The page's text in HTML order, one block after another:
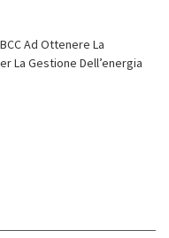
Ad Ottenere La
La Gestione Dell’energia